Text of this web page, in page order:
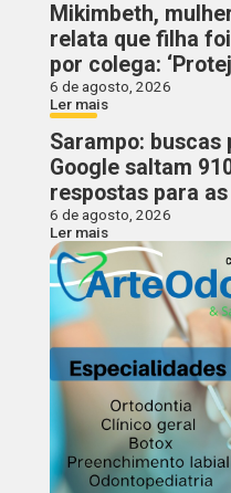
Mikimbeth,
relata que filha
por colega:
6 de agosto, 2026
Ler mais
Sarampo: buscas
Google saltam
respostas para
6 de agosto, 2026
Ler mais